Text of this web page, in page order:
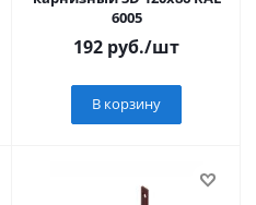
6005
192 руб./шт
В корзину